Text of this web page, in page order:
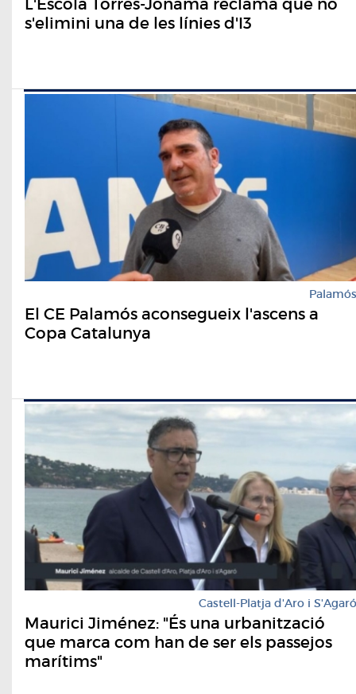
L'Escola Torres-Jonama reclama que no
s'elimini una de les línies d'I3
Palamós
El CE Palamós aconsegueix l'ascens a
Copa Catalunya
Castell-Platja d'Aro i S'Agaró
Maurici Jiménez: "És una urbanització
que marca com han de ser els passejos
marítims"